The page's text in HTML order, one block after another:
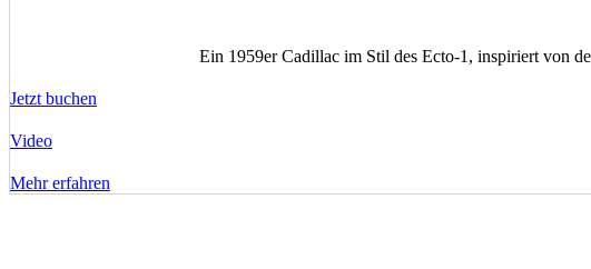
Ein 1959er Cadillac im Stil des Ecto-1, inspiriert von
Jetzt buchen
Video
Mehr erfahren